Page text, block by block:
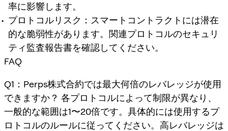
率に影響します。
プロトコルリスク：スマートコントラクトには潜在
的な脆弱性があります。関連プロトコルのセキュリ
ティ監査報告書を確認してください。
FAQ
Q1：Perps株式合約では最大何倍のレバレッジが使用
できますか？ 各プロトコルによって制限が異なり、
一般的な範囲は1〜20倍です。具体的には使用するプ
ロトコルのルールに従ってください。高レバレッジは